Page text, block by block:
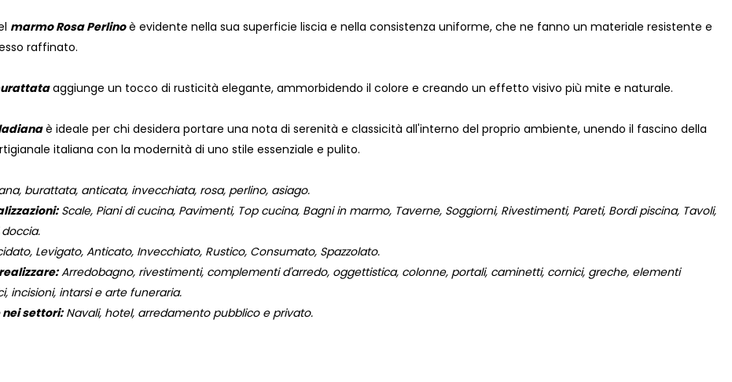
marmo Rosa Perlinoè evidente nella sua superficie liscia e nella consistenza uniforme, che ne fanno un materiale resistente e
raffinato.
aggiunge un tocco di rusticità elegante, ammorbidendo il colore e creando un effetto visivo più mite e naturale.
è ideale per chi desidera portare una nota di serenità e classicità all'interno del proprio ambiente, unendo il fascino della
italiana con la modernità di uno stile essenziale e pulito.
burattata, anticata, invecchiata, rosa, perlino, asiago.
Scale, Piani di cucina, Pavimenti, Top cucina, Bagni in marmo, Taverne, Soggiorni, Rivestimenti, Pareti, Bordi piscina, Tavoli,
doccia.
Levigato, Anticato, Invecchiato, Rustico, Consumato, Spazzolato.
Arredobagno, rivestimenti, complementi d'arredo, oggettistica, colonne, portali, caminetti, cornici, greche, elementi
incisioni, intarsi e arte funeraria.
settori:Navali, hotel, arredamento pubblico e privato.